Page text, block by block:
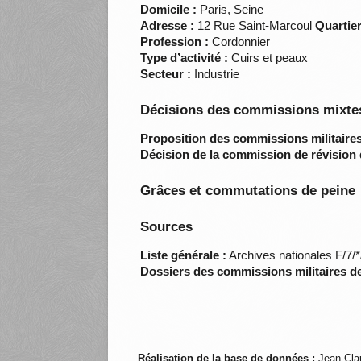
Domicile : Paris, Seine
Adresse : 12 Rue Saint-Marcoul
Profession : Cordonnier
Type d’activité : Cuirs et peaux
Secteur : Industrie
Décisions des commissions
Proposition des commissions
Décision de la commission de révision
Grâces et commutations de peine
Sources
Liste générale : Archives nationales F/7/
Dossiers des commissions militaires
Réalisation de la base de données : Jean-